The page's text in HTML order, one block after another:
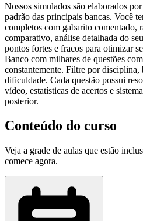
Nossos simulados são elaborados
padrão das principais bancas. Você
completos com gabarito comentado,
comparativo, análise detalhada do
pontos fortes e fracos para otimizar
Banco com milhares de questões
constantemente. Filtre por disciplina,
dificuldade. Cada questão possui
vídeo, estatísticas de acertos e
posterior.
Conteúdo do curso
Veja a grade de aulas que estão
comece agora.